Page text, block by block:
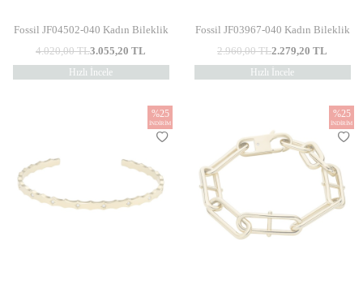
Fossil JF04502-040 Kadın Bileklik
4.020,00TL3.055,20 TL
Hızlı İncele
Fossil JF03967-040 Kadın Bileklik
2.960,00TL2.279,20 TL
Hızlı İncele
%25
İNDIRIM
%25
İNDIRIM